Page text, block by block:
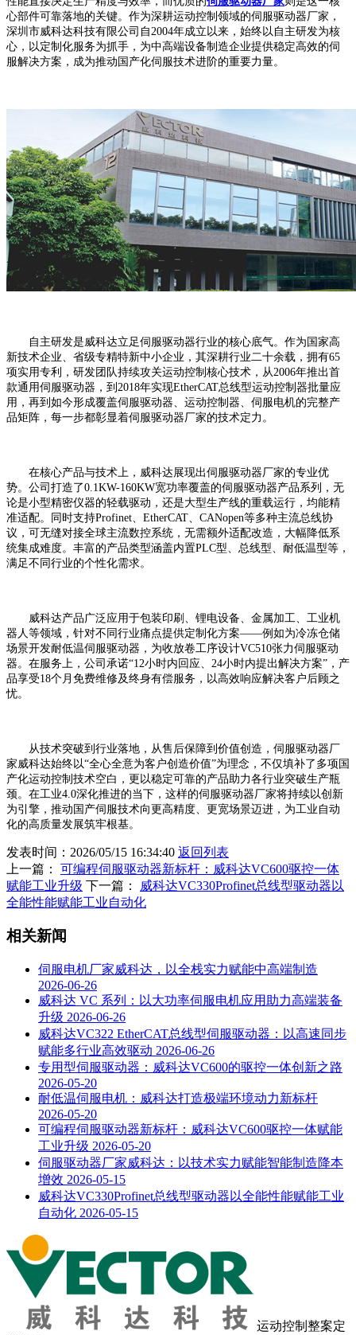
心部件可靠落地的关键。作为深耕运动控制领域的伺服驱动器厂家，
深圳市威科达科技有限公司自2004年成立以来，始终以自主研发为核
心，以定制化服务为抓手，为中高端设备制造企业提供稳定高效的伺
服解决方案，成为推动国产化伺服技术进阶的重要力量。
自主研发是威科达立足伺服驱动器行业的核心底气。作为国家高
新技术企业、省级专精特新中小企业，其深耕行业二十余载，拥有65
项实用专利，研发团队持续攻关运动控制核心技术，从2006年推出首
款通用伺服驱动器，到2018年实现EtherCAT总线型运动控制器批量应
用，再到如今形成覆盖伺服驱动器、运动控制器、伺服电机的完整产
品矩阵，每一步都彰显着伺服驱动器厂家的技术定力。
在核心产品与技术上，威科达展现出伺服驱动器厂家的专业优
势。公司打造了0.1KW-160KW宽功率覆盖的伺服驱动器产品系列，无
论是小型精密仪器的轻载驱动，还是大型生产线的重载运行，均能精
准适配。同时支持Profinet、EtherCAT、CANopen等多种主流总线协
议，可无缝对接全球主流数控系统，无需额外适配改造，大幅降低系
统集成难度。丰富的产品类型涵盖内置PLC型、总线型、耐低温型等，
满足不同行业的个性化需求。
威科达产品广泛应用于包装印刷、锂电设备、金属加工、工业机
器人等领域，针对不同行业痛点提供定制化方案——例如为冷冻仓储
场景开发耐低温伺服驱动器，为收放卷工序设计VC510张力伺服驱动
器。在服务上，公司承诺“12小时内回应、24小时内提出解决方案”，产
品享受18个月免费维修及终身有偿服务，以高效响应解决客户后顾之
忧。
从技术突破到行业落地，从售后保障到价值创造，伺服驱动器厂
家威科达始终以“全心全意为客户创造价值”为理念，不仅填补了多项国
产化运动控制技术空白，更以稳定可靠的产品助力各行业突破生产瓶
颈。在工业4.0深化推进的当下，这样的伺服驱动器厂家将持续以创新
为引擎，推动国产伺服技术向更高精度、更宽场景迈进，为工业自动
化的高质量发展筑牢根基。
发表时间：2026/05/15 16:34:40 返回列表
上一篇： 可编程伺服驱动器新标杆：威科达VC600驱控一体
赋能工业升级 下一篇：
威科达VC330Profinet总线型驱动器以
全能性能赋能工业自动化
相关新闻
伺服电机厂家威科达，以全栈实力赋能中高端制造
2026-06-26
威科达 VC 系列：以大功率伺服电机应用助力高端装备
升级 2026-06-26
威科达VC322 EtherCAT总线型伺服驱动器：以高速同步
赋能多行业高效驱动 2026-06-26
专用型伺服驱动器：威科达VC600的驱控一体创新之路
2026-05-20
耐低温伺服电机：威科达打造极端环境动力新标杆
2026-05-20
可编程伺服驱动器新标杆：威科达VC600驱控一体赋能
工业升级 2026-05-20
伺服驱动器厂家威科达：以技术实力赋能智能制造降本
增效 2026-05-15
威科达VC330Profinet总线型驱动器以全能性能赋能工业
自动化 2026-05-15
运动控制整案定